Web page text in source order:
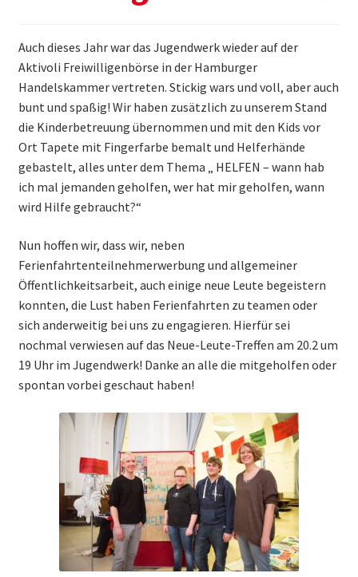
Aktiv werden
Kalender
Auch dieses Jahr war das Jugendwerk wieder auf der
Aktivoli Freiwilligenbörse in der Hamburger
Handelskammer vertreten. Stickig wars und voll, aber auch
bunt und spaßig! Wir haben zusätzlich zu unserem Stand
die Kinderbetreuung übernommen und mit den Kids vor
Ort Tapete mit Fingerfarbe bemalt und Helferhände
gebastelt, alles unter dem Thema „ HELFEN – wann hab
ich mal jemanden geholfen, wer hat mir geholfen, wann
wird Hilfe gebraucht?“
Nun hoffen wir, dass wir, neben
Ferienfahrtenteilnehmerwerbung und allgemeiner
Öffentlichkeitsarbeit, auch einige neue Leute begeistern
konnten, die Lust haben Ferienfahrten zu teamen oder
sich anderweitig bei uns zu engagieren. Hierfür sei
nochmal verwiesen auf das Neue-Leute-Treffen am 20.2 um
19 Uhr im Jugendwerk! Danke an alle die mitgeholfen oder
spontan vorbei geschaut haben!